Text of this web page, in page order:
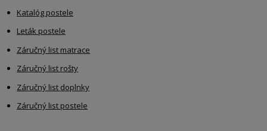
Katalóg postele
Leták postele
Záručný list matrace
Záručný list rošty
Záručný list doplnky
Záručný list postele